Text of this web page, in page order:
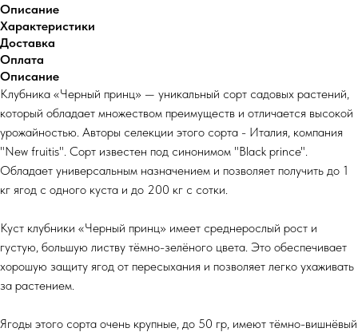
Описание
Характеристики
Доставка
Оплата
Описание
Клубника «Черный принц» — уникальный сорт садовых растений,
который обладает множеством преимуществ и отличается высокой
урожайностью. Авторы селекции этого сорта - Италия, компания
"New fruitis". Сорт известен под синонимом "Black prince".
Обладает универсальным назначением и позволяет получить до 1
кг ягод с одного куста и до 200 кг с сотки.
Куст клубники «Черный принц» имеет среднерослый рост и
густую, большую листву тёмно-зелёного цвета. Это обеспечивает
хорошую защиту ягод от пересыхания и позволяет легко ухаживать
за растением.
Ягоды этого сорта очень крупные, до 50 гр, имеют тёмно-вишнёвый